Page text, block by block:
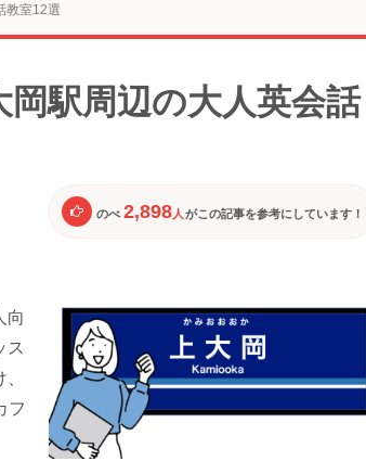
教室12選
駅周辺の大人英会話
のべ 2,898人 がこの記事を参考にしています！
向
ス
フ